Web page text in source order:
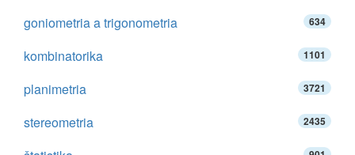
goniometria a trigonometria 634
kombinatorika 1101
planimetria 3721
stereometria 2435